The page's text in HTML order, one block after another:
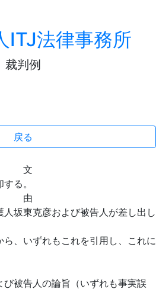
ITJ法律事務所
裁判例
戻る
。
坂東克彦および被告人が差し出し
、いずれもこれを引用し、これに
被告人の論旨（いずれも事実誤